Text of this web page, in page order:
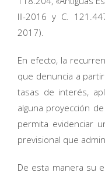
III-2016 y C.
2017).
En efecto, la
que denuncia a
tasas de interés,
alguna proyección
permita evidenciar
previsional que
De esta manera su